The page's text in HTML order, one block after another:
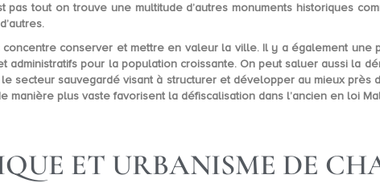
pas tout on trouve une multitude d’autres monuments historiques
concentre conserver et mettre en valeur la ville. Il y a également une
administratifs pour la population croissante. On peut saluer aussi la
le secteur sauvegardé visant à structurer et développer au mieux
manière plus vaste favorisent la défiscalisation dans l’ancien en loi
ET URBANISME DE